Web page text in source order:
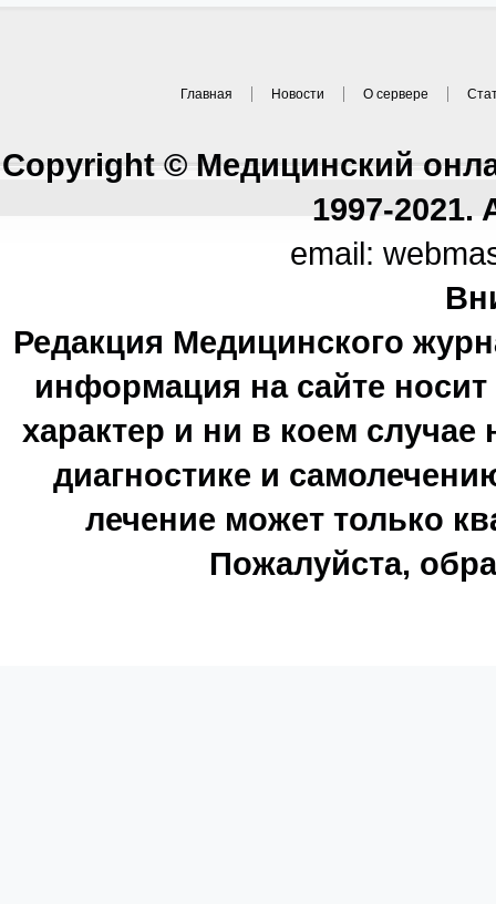
Главная Новости О сервере
Copyright © Медицинский
1997-2021.
email:
Редакция Медицинского
информация на сайте
характер и ни в коем
диагностике и
лечение может только
Пожалуйста,